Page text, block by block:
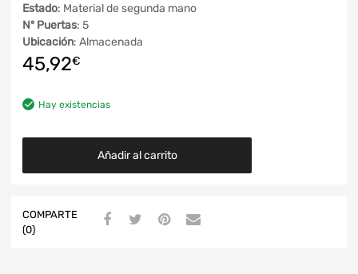
Estado: Material de segunda mano
Nº Puertas: 5
Ubicación: Almacenada
45,92€
Hay existencias
Añadir al carrito
COMPARTE
(0)